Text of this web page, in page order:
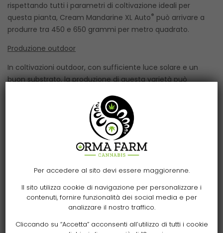
rispettando tutti i parametri di coltivazione ideali per
questa pianta, Cream Mandarine XL Auto® può arrivare a
produrre tra 450 e 650 grammi per metro quadrato.
Produzione outdoor
In coltivazioni outdoor, con sufficiente luce solare e un
buon substrato, la produzione di questa varietà può
Premi della Cream Mandarine XL Auto
L’altissima qualità di Cream Mandarine XL Auto
ufficializzata nel 2017, anno in cui ha vinto il 2º premio
nella categoria Indoor della I Copa da la Manzana a Río
Negro, in Argentina, paese in cui questa genetica
autofiorente di 4ª generazione è molto apprezzata dai
coltivatori di cannabis.
Consigliata per i collezionisti che:
Per accedere al sito devi essere maggiorenne.
Il sito utilizza cookie di navigazione per personalizzare i
contenuti, fornire funzionalità dei social media e per
analizzare il nostro traffico.
Cliccando su “Accetta” acconsenti all’utilizzo di tutti i cookie